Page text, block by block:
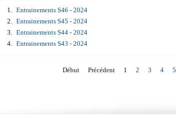
Entrainements S46 - 2024
Entrainements S45 - 2024
Entrainements S44 - 2024
Entrainements S43 - 2024
Début Précédent 1 2 3 4 5